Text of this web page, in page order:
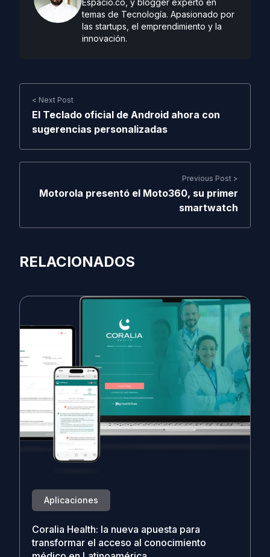
temas de Tecnología. Apasionado por
las startups, el emprendimiento y la
innovación.
< Next Post
El Teclado oficial de Android ahora con
sugerencias personalizadas
Previous Post >
Motorola presentó el Moto360, su primer
smartwatch
RELACIONADOS
Aplicaciones
Coralia Health: la nueva apuesta para
transformar el acceso al conocimiento